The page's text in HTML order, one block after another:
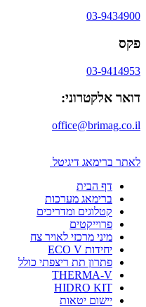
03-9434900
פקס
03-9414953
דואר אלקטרוני:
office@brimag.co.il
לאתר ברימאג דיגיטל
דף הבית
ברימאג מערכות
קטלוגים ומדריכים
פרוייקטים
מיני מרכזי לאויר צח
יחידות ECO V
פתרון תת ריצפתי כולל
THERMA-V
HIDRO KIT
יישום יטאות